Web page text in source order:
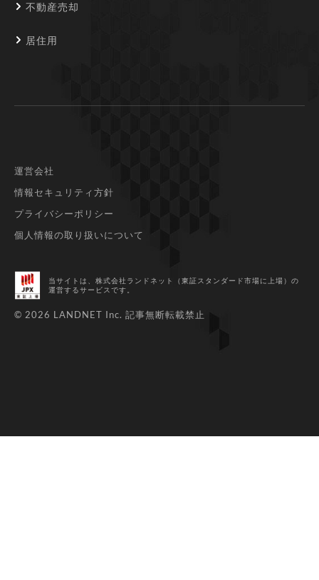
不動産売却
居住用
運営会社
情報セキュリティ方針
プライバシーポリシー
個人情報の取り扱いについて
当サイトは、株式会社ランドネット（東証スタンダード市場に上場） の
運営するサービスです。
© 2026 LANDNET Inc. 記事無断転載禁止